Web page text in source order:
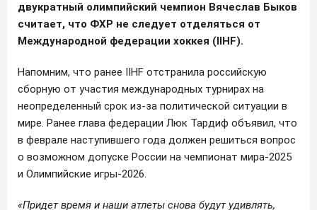
двукратный олимпийский чемпион Вячеслав Быков
считает, что ФХР не следует отделяться от
Международной федерации хоккея (IIHF).
Напомним, что ранее IIHF отстранила российскую
сборную от участия международных турнирах на
неопределенный срок из-за политической ситуации в
мире. Ранее глава федерации Люк Тардиф объявил, что
в феврале наступившего года должен решиться вопрос
о возможном допуске России на чемпионат мира-2025
и Олимпийские игры-2026.
«Придет время и наши атлеты снова будут удивлять,